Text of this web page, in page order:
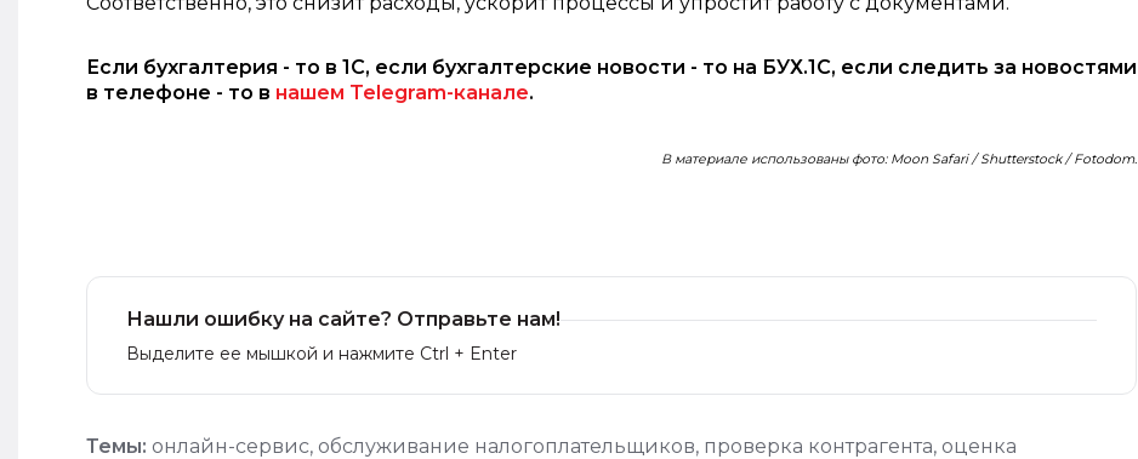
Если бухгалтерия - то в 1С, если бухгалтерские новости - то на БУХ.1С, если следить за новостями
в телефоне - то в нашем Telegram-канале.
В материале использованы фото: Moon Safari / Shutterstock / Fotodom.
Нашли ошибку на сайте? Отправьте нам!
Выделите ее мышкой и нажмите Ctrl + Enter
Темы: онлайн-сервис, обслуживание налогоплательщиков, проверка контрагента, оценка